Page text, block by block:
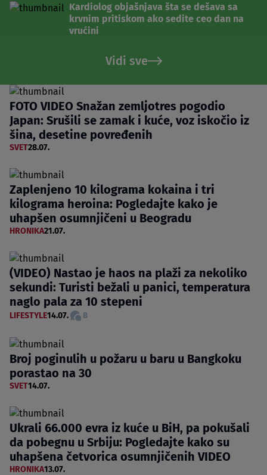
Kardiolog objašnjava šta se dešava sa
krvnim pritiskom ako sedite ceo dan na
vrućini
Vidi sve
FOTO VIDEO Snažan zemljotres pogodio
Japan: Srušili se zamak i kuće, voz iskočio iz
šina, desetine povređenih
SVET28.07.
Zaplenjeno 10 kilograma kokaina i tri
kilograma heroina: Pogledajte kako je
uhapšen osumnjičeni u Beogradu
HRONIKA21.07.
(VIDEO) Nastao je haos na plaži za nekoliko
sekundi: Turisti bežali u panici, temperatura
naglo pala za 10 stepeni
LIFESTYLE14.07. 8
Broj poginulih u požaru u baru u Bangkoku
porastao na 30
SVET14.07.
Ukrali 66.000 evra iz kuće u BiH, pa pokušali
da pobegnu u Srbiju: Pogledajte kako su
uhapšena četvorica osumnjičenih VIDEO
HRONIKA13.07.